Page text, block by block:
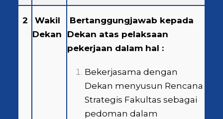
2
Wakil
Dekan
Bertanggungjawab kepada
Dekan atas pelaksaan
pekerjaan dalam hal :
Bekerjasama dengan
Dekan menyusun Rencana
Strategis Fakultas sebagai
pedoman dalam